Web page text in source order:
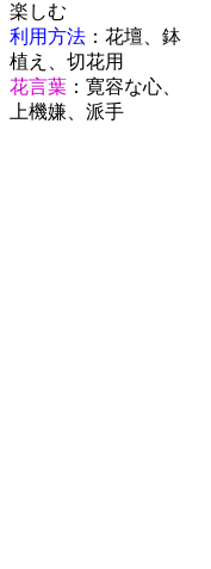
楽しむ
利用方法 ：花壇、鉢
植え、切花用
花言葉 ：寛容な心、
上機嫌、派手